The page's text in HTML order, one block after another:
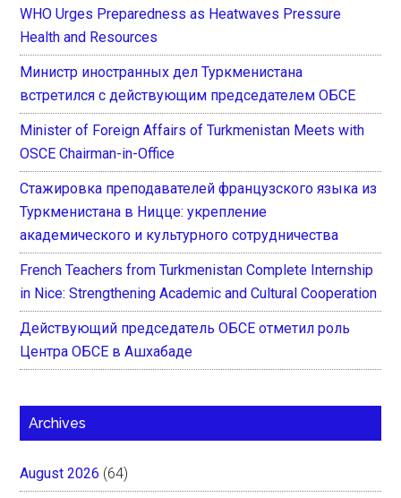
WHO Urges Preparedness as Heatwaves Pressure
Health and Resources
Министр иностранных дел Туркменистана
встретился с действующим председателем ОБСЕ
Minister of Foreign Affairs of Turkmenistan Meets with
OSCE Chairman-in-Office
Стажировка преподавателей французского языка из
Туркменистана в Ницце: укрепление
академического и культурного сотрудничества
French Teachers from Turkmenistan Complete Internship
in Nice: Strengthening Academic and Cultural Cooperation
Действующий председатель ОБСЕ отметил роль
Центра ОБСЕ в Ашхабаде
Archives
August 2026 (64)